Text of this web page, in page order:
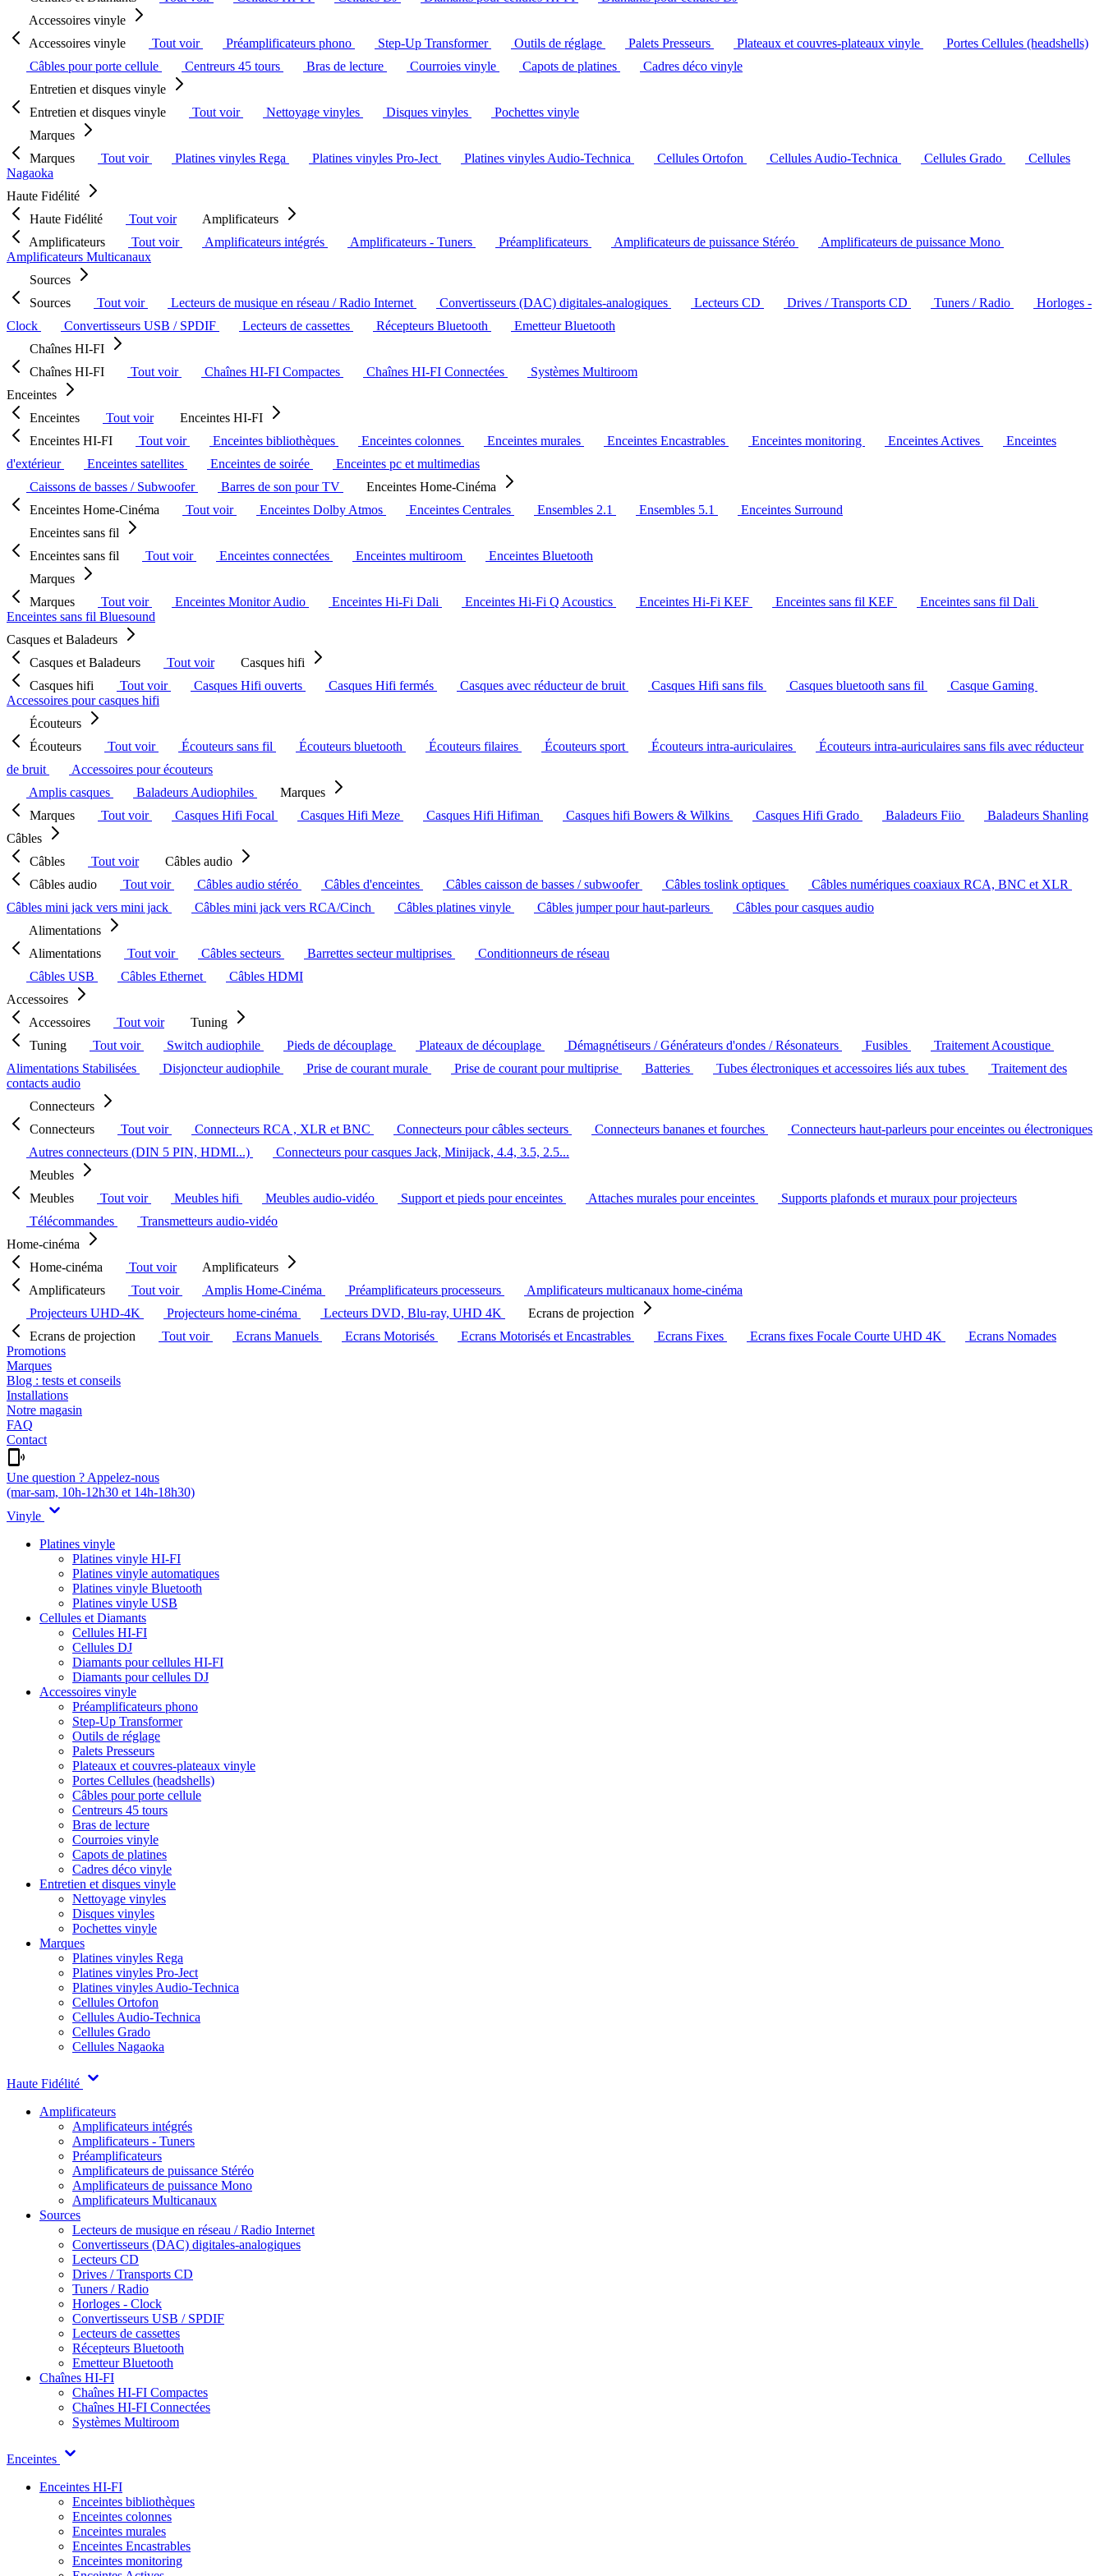
Accessoires vinyle
Accessoires vinyle
Tout voir Préamplificateurs phono Step-Up Transformer Outils de réglage Palets Presseurs Plateaux et couvres-plateaux vinyle
Portes Cellules (headshells)
Câbles pour porte cellule
Centreurs 45 tours Bras de lecture Courroies vinyle Capots de platines
Cadres déco vinyle
Entretien et disques vinyle
Entretien et disques vinyle
Tout voir Nettoyage vinyles Disques vinyles
Pochettes vinyle
Marques
Marques
Tout voir Platines vinyles Rega Platines vinyles Pro-Ject Platines vinyles Audio-Technica Cellules Ortofon Cellules Audio-Technica Cellules Grado
Cellules
Nagaoka
Haute Fidélité
Haute Fidélité
Tout voir
Amplificateurs
Amplificateurs
Tout voir Amplificateurs intégrés Amplificateurs - Tuners Préamplificateurs Amplificateurs de puissance Stéréo
Amplificateurs de puissance Mono
Amplificateurs Multicanaux
Sources
Sources
Tout voir Lecteurs de musique en réseau / Radio Internet Convertisseurs (DAC) digitales-analogiques Lecteurs CD Drives / Transports CD Tuners / Radio
Horloges -
Clock
Convertisseurs USB / SPDIF Lecteurs de cassettes Récepteurs Bluetooth
Emetteur Bluetooth
Chaînes HI-FI
Chaînes HI-FI
Tout voir Chaînes HI-FI Compactes Chaînes HI-FI Connectées
Systèmes Multiroom
Enceintes
Enceintes
Tout voir
Enceintes HI-FI
Enceintes HI-FI
Tout voir Enceintes bibliothèques Enceintes colonnes Enceintes murales Enceintes Encastrables Enceintes monitoring Enceintes Actives
Enceintes
d'extérieur
Enceintes satellites Enceintes de soirée
Enceintes pc et multimedias
Caissons de basses / Subwoofer
Barres de son pour TV
Enceintes Home-Cinéma
Enceintes Home-Cinéma
Tout voir Enceintes Dolby Atmos Enceintes Centrales Ensembles 2.1 Ensembles 5.1
Enceintes Surround
Enceintes sans fil
Enceintes sans fil
Tout voir Enceintes connectées Enceintes multiroom
Enceintes Bluetooth
Marques
Marques
Tout voir Enceintes Monitor Audio Enceintes Hi-Fi Dali Enceintes Hi-Fi Q Acoustics Enceintes Hi-Fi KEF Enceintes sans fil KEF
Enceintes sans fil Dali
Enceintes sans fil Bluesound
Casques et Baladeurs
Casques et Baladeurs
Tout voir
Casques hifi
Casques hifi
Tout voir Casques Hifi ouverts Casques Hifi fermés Casques avec réducteur de bruit Casques Hifi sans fils Casques bluetooth sans fil
Casque Gaming
Accessoires pour casques hifi
Écouteurs
Écouteurs
Tout voir Écouteurs sans fil Écouteurs bluetooth Écouteurs filaires Écouteurs sport Écouteurs intra-auriculaires
Écouteurs intra-auriculaires sans fils avec réducteur
de bruit
Accessoires pour écouteurs
Amplis casques
Baladeurs Audiophiles
Marques
Marques
Tout voir Casques Hifi Focal Casques Hifi Meze Casques Hifi Hifiman Casques hifi Bowers & Wilkins Casques Hifi Grado Baladeurs Fiio
Baladeurs Shanling
Câbles
Câbles
Tout voir
Câbles audio
Câbles audio
Tout voir Câbles audio stéréo Câbles d'enceintes Câbles caisson de basses / subwoofer Câbles toslink optiques
Câbles numériques coaxiaux RCA, BNC et XLR
Câbles mini jack vers mini jack
Câbles mini jack vers RCA/Cinch Câbles platines vinyle Câbles jumper pour haut-parleurs
Câbles pour casques audio
Alimentations
Alimentations
Tout voir Câbles secteurs Barrettes secteur multiprises
Conditionneurs de réseau
Câbles USB
Câbles Ethernet
Câbles HDMI
Accessoires
Accessoires
Tout voir
Tuning
Tuning
Tout voir Switch audiophile Pieds de découplage Plateaux de découplage Démagnétiseurs / Générateurs d'ondes / Résonateurs Fusibles
Traitement Acoustique
Alimentations Stabilisées
Disjoncteur audiophile Prise de courant murale Prise de courant pour multiprise Batteries Tubes électroniques et accessoires liés aux tubes
Traitement des
contacts audio
Connecteurs
Connecteurs
Tout voir Connecteurs RCA , XLR et BNC Connecteurs pour câbles secteurs Connecteurs bananes et fourches
Connecteurs haut-parleurs pour enceintes ou électroniques
Autres connecteurs (DIN 5 PIN, HDMI...)
Connecteurs pour casques Jack, Minijack, 4.4, 3.5, 2.5...
Meubles
Meubles
Tout voir Meubles hifi Meubles audio-vidéo Support et pieds pour enceintes Attaches murales pour enceintes
Supports plafonds et muraux pour projecteurs
Télécommandes
Transmetteurs audio-vidéo
Home-cinéma
Home-cinéma
Tout voir
Amplificateurs
Amplificateurs
Tout voir Amplis Home-Cinéma Préamplificateurs processeurs
Amplificateurs multicanaux home-cinéma
Projecteurs UHD-4K
Projecteurs home-cinéma Lecteurs DVD, Blu-ray, UHD 4K
Ecrans de projection
Ecrans de projection
Tout voir Ecrans Manuels Ecrans Motorisés Ecrans Motorisés et Encastrables Ecrans Fixes Ecrans fixes Focale Courte UHD 4K
Ecrans Nomades
Promotions
Marques
Blog : tests et conseils
Installations
Notre magasin
FAQ
Contact
Une question ? Appelez-nous
(mar-sam, 10h-12h30 et 14h-18h30)
Vinyle
Platines vinyle
Platines vinyle HI-FI
Platines vinyle automatiques
Platines vinyle Bluetooth
Platines vinyle USB
Cellules et Diamants
Cellules HI-FI
Cellules DJ
Diamants pour cellules HI-FI
Diamants pour cellules DJ
Accessoires vinyle
Préamplificateurs phono
Step-Up Transformer
Outils de réglage
Palets Presseurs
Plateaux et couvres-plateaux vinyle
Portes Cellules (headshells)
Câbles pour porte cellule
Centreurs 45 tours
Bras de lecture
Courroies vinyle
Capots de platines
Cadres déco vinyle
Entretien et disques vinyle
Nettoyage vinyles
Disques vinyles
Pochettes vinyle
Marques
Platines vinyles Rega
Platines vinyles Pro-Ject
Platines vinyles Audio-Technica
Cellules Ortofon
Cellules Audio-Technica
Cellules Grado
Cellules Nagaoka
Haute Fidélité
Amplificateurs
Amplificateurs intégrés
Amplificateurs - Tuners
Préamplificateurs
Amplificateurs de puissance Stéréo
Amplificateurs de puissance Mono
Amplificateurs Multicanaux
Sources
Lecteurs de musique en réseau / Radio Internet
Convertisseurs (DAC) digitales-analogiques
Lecteurs CD
Drives / Transports CD
Tuners / Radio
Horloges - Clock
Convertisseurs USB / SPDIF
Lecteurs de cassettes
Récepteurs Bluetooth
Emetteur Bluetooth
Chaînes HI-FI
Chaînes HI-FI Compactes
Chaînes HI-FI Connectées
Systèmes Multiroom
Enceintes
Enceintes HI-FI
Enceintes bibliothèques
Enceintes colonnes
Enceintes murales
Enceintes Encastrables
Enceintes monitoring